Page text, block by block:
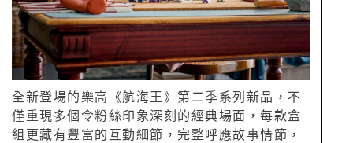
全新登場的樂高《航海王》第二季系列新品，不
僅重現多個令粉絲印象深刻的經典場面，每款盒
組更藏有豐富的互動細節，完整呼應故事情節，